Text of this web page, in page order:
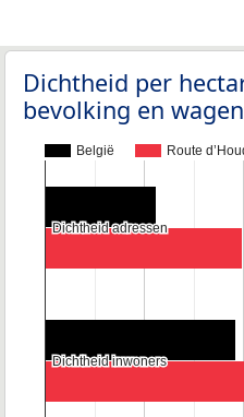
Dichtheid per
bevolking en
België Route
Dichtheid adressen
Dichtheid adressen
Dichtheid inwoners
Dichtheid inwoners